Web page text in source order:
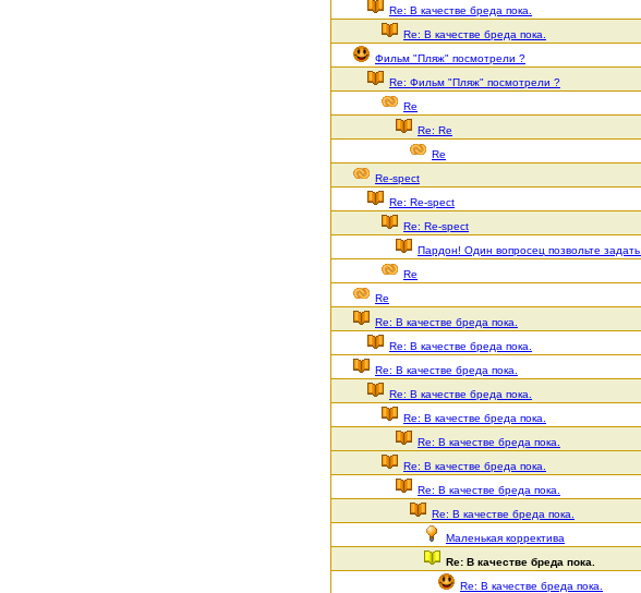
Re: В качестве бреда пока.
Re: В качестве бреда пока.
Фильм "Пляж" посмотрели ?
Re: Фильм "Пляж" посмотрели ?
Re
Re: Re
Re
Re-spect
Re: Re-spect
Re: Re-spect
Пардон! Один вопросец позвольте задать.
Re
Re
Re: В качестве бреда пока.
Re: В качестве бреда пока.
Re: В качестве бреда пока.
Re: В качестве бреда пока.
Re: В качестве бреда пока.
Re: В качестве бреда пока.
Re: В качестве бреда пока.
Re: В качестве бреда пока.
Re: В качестве бреда пока.
Маленькая корректива
Re: В качестве бреда пока.
Re: В качестве бреда пока.